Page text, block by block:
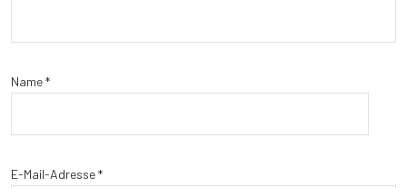
Name*
E-Mail-Adresse*